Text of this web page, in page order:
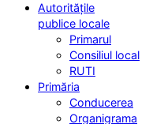
Autoritățile
publice locale
Primarul
Consiliul local
RUTI
Primăria
Conducerea
Organigrama